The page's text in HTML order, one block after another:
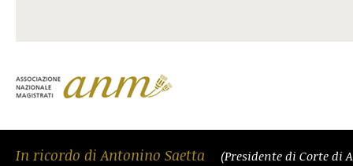
In ricordo di Antonino Saetta
(Presidente di Corte di